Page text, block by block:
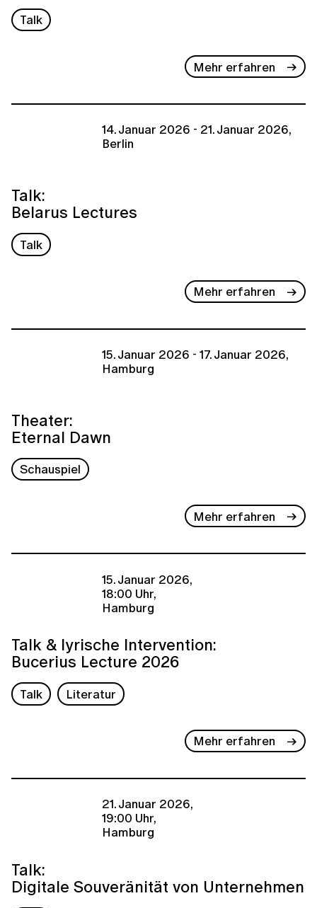
Talk
Mehr erfahren
14. Januar 2026 - 21. Januar 2026,
Berlin
Talk:
Belarus Lectures
Talk
Mehr erfahren
15. Januar 2026 - 17. Januar 2026,
Hamburg
Theater:
Eternal Dawn
Schauspiel
Mehr erfahren
15. Januar 2026,
18:00 Uhr,
Hamburg
Talk & lyrische Intervention:
Bucerius Lecture 2026
Talk Literatur
Mehr erfahren
21. Januar 2026,
19:00 Uhr,
Hamburg
Talk:
Digitale Souveränität von Unternehmen